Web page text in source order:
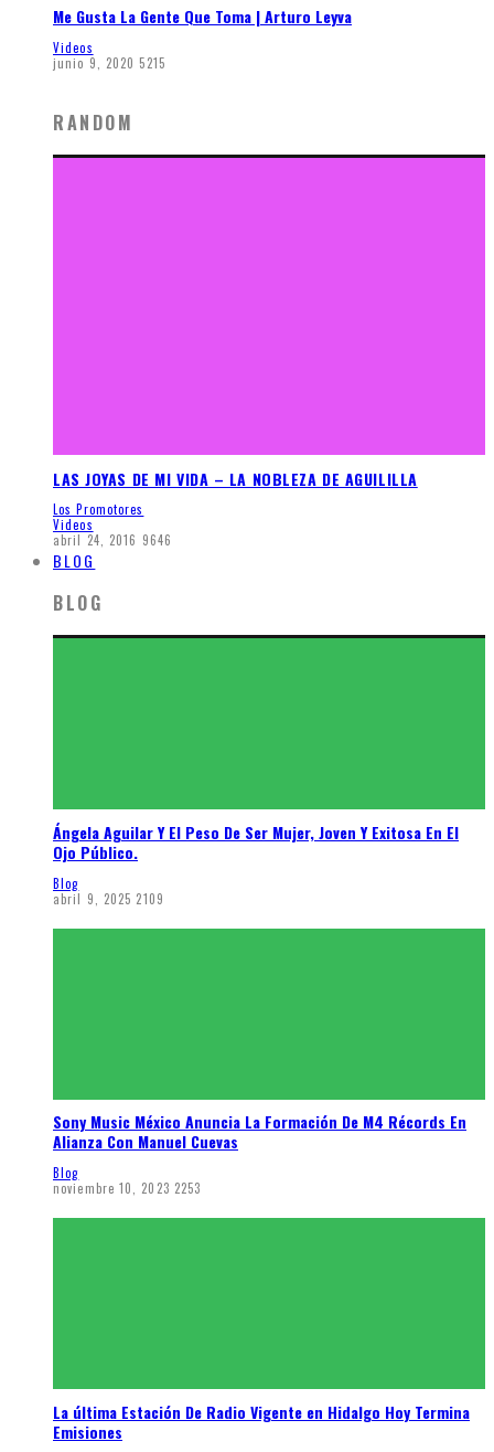
Me Gusta La Gente Que Toma | Arturo Leyva
Videos
junio 9, 2020 5215
RANDOM
LAS JOYAS DE MI VIDA – LA NOBLEZA DE AGUILILLA
Los Promotores
Videos
abril 24, 2016 9646
BLOG
BLOG
Ángela Aguilar Y El Peso De Ser Mujer, Joven Y Exitosa En El
Ojo Público.
Blog
abril 9, 2025 2109
Sony Music México Anuncia La Formación De M4 Récords En
Alianza Con Manuel Cuevas
Blog
noviembre 10, 2023 2253
La última Estación De Radio Vigente en Hidalgo Hoy Termina
Emisiones